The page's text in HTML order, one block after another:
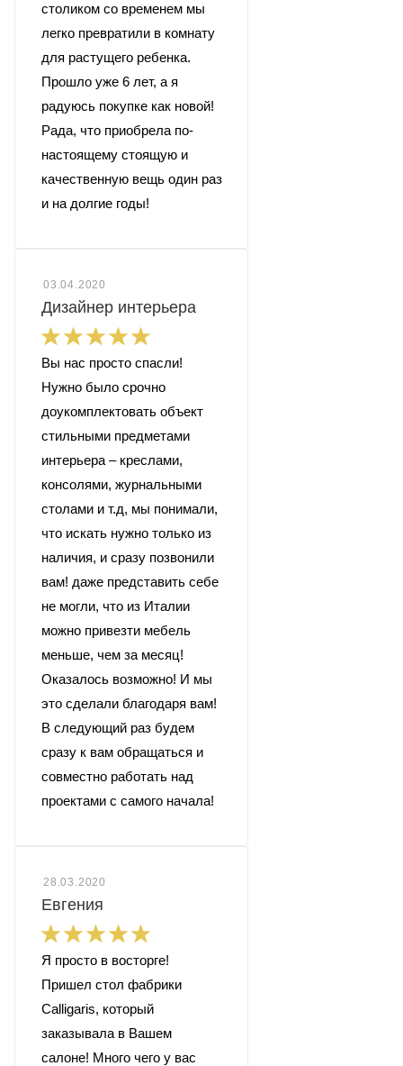
столиком со временем мы
легко превратили в комнату
для растущего ребенка.
Прошло уже 6 лет, а я
радуюсь покупке как новой!
Рада, что приобрела по-
настоящему стоящую и
качественную вещь один раз
и на долгие годы!
03.04.2020
Дизайнер интерьера
Вы нас просто спасли!
Нужно было срочно
доукомплектовать объект
стильными предметами
интерьера – креслами,
консолями, журнальными
столами и т.д, мы понимали,
что искать нужно только из
наличия, и сразу позвонили
вам! даже представить себе
не могли, что из Италии
можно привезти мебель
меньше, чем за месяц!
Оказалось возможно! И мы
это сделали благодаря вам!
В следующий раз будем
сразу к вам обращаться и
совместно работать над
проектами с самого начала!
28.03.2020
Евгения
Я просто в восторге!
Пришел стол фабрики
Calligaris, который
заказывала в Вашем
салоне! Много чего у вас